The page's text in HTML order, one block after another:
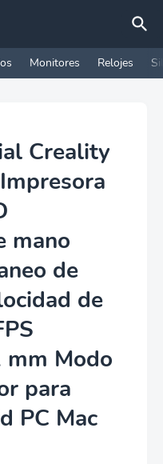
Monitores Relojes
Creality
mano
de
de
mm Modo
para
PC Mac